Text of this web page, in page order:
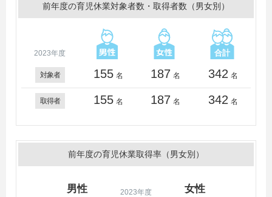
前年度の育児休業対象者数・取得者数（男女別）
2023年度
対象者 155 名 187 名 342 名
取得者 155 名 187 名 342 名
前年度の育児休業取得率（男女別）
2023年度
男性 女性